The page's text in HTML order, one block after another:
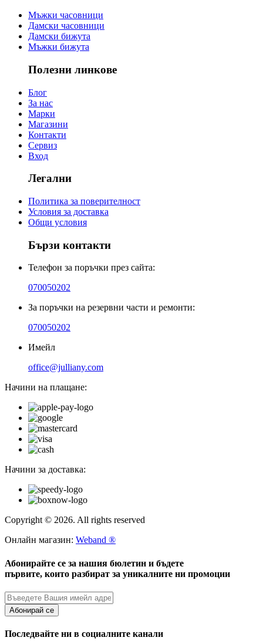
Мъжки часовници
Дамски часовници
Дамски бижута
Мъжки бижута
Полезни линкове
Блог
За нас
Марки
Магазини
Контакти
Сервиз
Вход
Легални
Политика за поверителност
Условия за доставка
Общи условия
Бързи контакти
Телефон за поръчки през сайта:
070050202
За поръчки на резервни части и ремонти:
070050202
Имейл
office@julliany.com
Начини на плащане:
Начини за доставка:
Copyright © 2026. All rights reserved
Онлайн магазин: Weband ®
Абонирайте се за нашия бюлетин и бъдете
първите, които разбират за уникалните ни промоции
Абонирай се
Последвайте ни в социалните канали